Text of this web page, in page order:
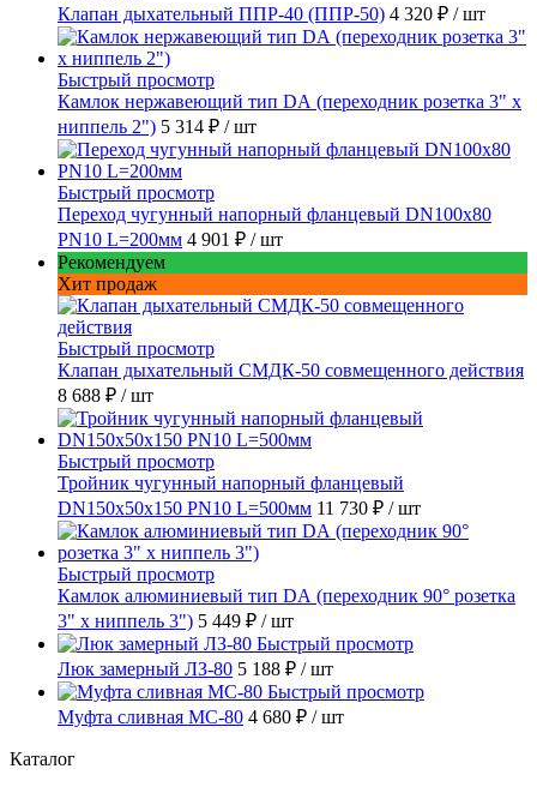
Клапан дыхательный ППР-40 (ППР-50) 4 320 ₽ / шт
Быстрый просмотр
Камлок нержавеющий тип DА (переходник розетка 3" х
ниппель 2") 5 314 ₽ / шт
Быстрый просмотр
Переход чугунный напорный фланцевый DN100х80
PN10 L=200мм 4 901 ₽ / шт
Рекомендуем
Хит продаж
Быстрый просмотр
Клапан дыхательный СМДК-50 совмещенного действия
8 688 ₽ / шт
Быстрый просмотр
Тройник чугунный напорный фланцевый
DN150х50х150 PN10 L=500мм 11 730 ₽ / шт
Быстрый просмотр
Камлок алюминиевый тип DА (переходник 90° розетка
3" х ниппель 3") 5 449 ₽ / шт
Быстрый просмотр
Люк замерный ЛЗ-80 5 188 ₽ / шт
Быстрый просмотр
Муфта сливная МС-80 4 680 ₽ / шт
Каталог